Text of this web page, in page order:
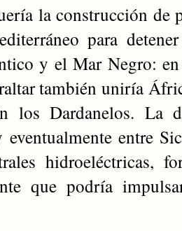
la construcción de
para
y el Mar Negro:
también uniría
los Dardanelos.
entre
hidroeléctricas,
que podría